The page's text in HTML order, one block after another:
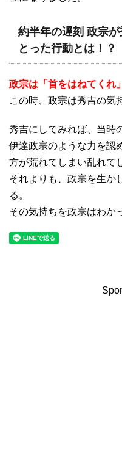
約半年の遅刻 政宗
とった行動とは！？
政宗は「首をはねてくれ
この時、政宗は秀吉の気
秀吉にしてみれば、当時
伊達政宗のような力を認
方が荒れてしまい乱れて
それよりも、政宗を生か
る。
その気持ちを政宗はわか